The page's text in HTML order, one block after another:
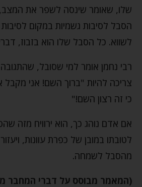
שלו, שאומר שינסה לשפר את המצב,
הסבל לסיבות גשמיות במקום לסיבות
לשווא. כל הסבל שלו הוא בזבוז,
רבי נחמן אומר למי שסובל,
צריכה להיות "ברוך השם! אני
כי זה רצון השם!"
אם אדם נוהג כך, הוא ירוויח מזה
לטובתו במובן של כפרת עוונות,
מהסבל לשמחה.
(המאמר מבוסס על דברי המחבר